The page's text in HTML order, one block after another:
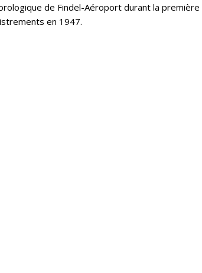
de Findel-Aéroport durant la première
en 1947.